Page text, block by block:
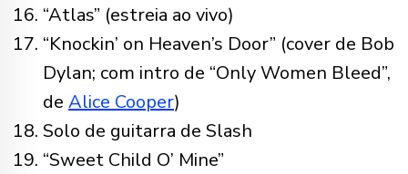
“Atlas” (estreia ao vivo)
“Knockin’ on Heaven’s Door” (cover de Bob
Dylan; com intro de “Only Women Bleed”,
de Alice Cooper)
Solo de guitarra de Slash
“Sweet Child O’ Mine”